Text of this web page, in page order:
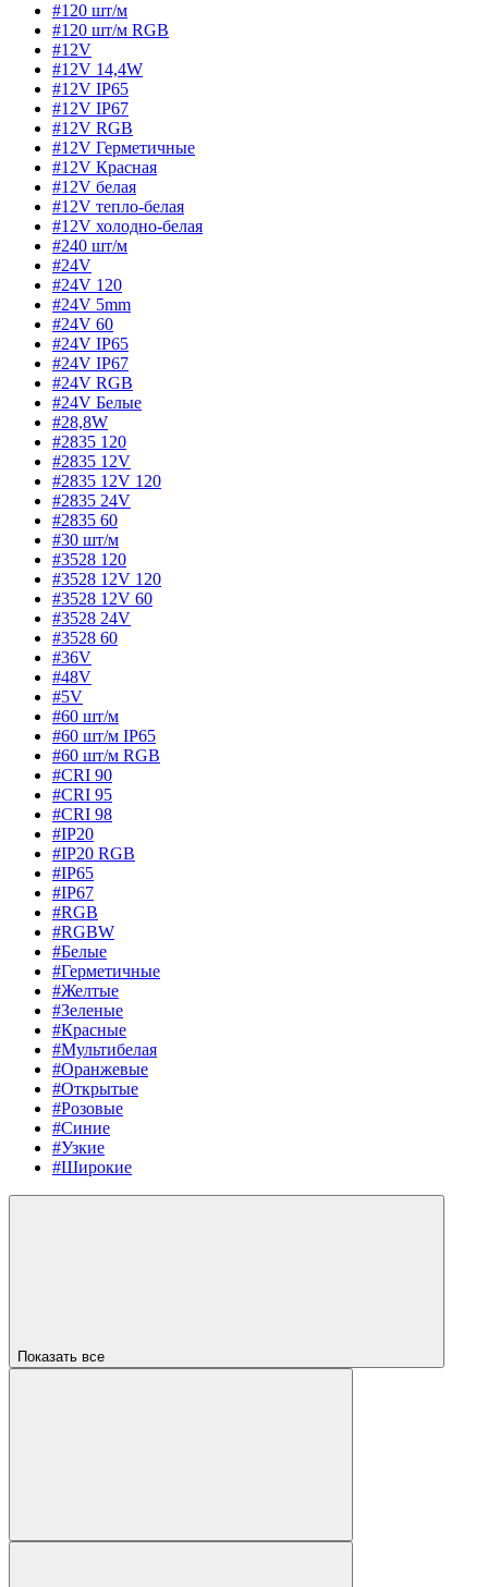
#120 шт/м
#120 шт/м RGB
#12V
#12V 14,4W
#12V IP65
#12V IP67
#12V RGB
#12V Герметичные
#12V Красная
#12V белая
#12V тепло-белая
#12V холодно-белая
#240 шт/м
#24V
#24V 120
#24V 5mm
#24V 60
#24V IP65
#24V IP67
#24V RGB
#24V Белые
#28,8W
#2835 120
#2835 12V
#2835 12V 120
#2835 24V
#2835 60
#30 шт/м
#3528 120
#3528 12V 120
#3528 12V 60
#3528 24V
#3528 60
#36V
#48V
#5V
#60 шт/м
#60 шт/м IP65
#60 шт/м RGB
#CRI 90
#CRI 95
#CRI 98
#IP20
#IP20 RGB
#IP65
#IP67
#RGB
#RGBW
#Белые
#Герметичные
#Желтые
#Зеленые
#Красные
#Мультибелая
#Оранжевые
#Открытые
#Розовые
#Синие
#Узкие
#Широкие
Показать все